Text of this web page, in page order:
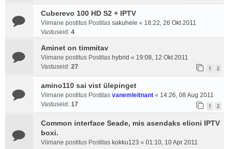
Cuberevo 100 HD S2 + IPTV
Viimane postitus Postitas sakuhele « 18:22, 26 Okt 2011
Vastuseid: 4
Aminet on timmitav
Viimane postitus Postitas hybrid « 19:08, 12 Okt 2011
Vastuseid: 27 1 2
amino110 sai vist ülepinget
Viimane postitus Postitas vanemleitnant « 14:26, 08 Aug 2011
Vastuseid: 17 1 2
Common interface Seade, mis asendaks elioni IPTV
boxi.
Viimane postitus Postitas kokku123 « 01:10, 10 Apr 2011